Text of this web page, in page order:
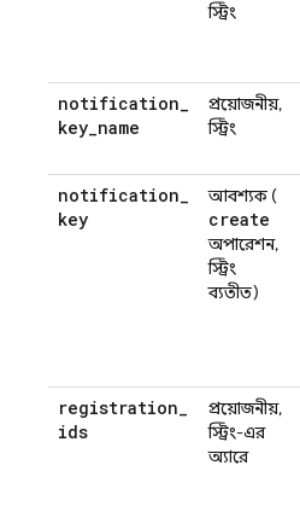
স্ট্রিং
notification_
key_name
প্রয়োজনীয়,
স্ট্রিং
notification_
key
আবশ্যক (
create
অপারেশন,
স্ট্রিং
ব্যতীত)
registration_
ids
প্রয়োজনীয়,
স্ট্রিং-এর
অ্যারে